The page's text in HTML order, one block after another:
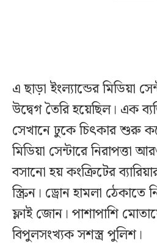
এ ছাড়া ইংল্যান্ডের মিডিয়া
উদ্বেগ তৈরি হয়েছিল। এক
সেখানে ঢুকে চিৎকার শুরু
মিডিয়া সেন্টারে নিরাপত্তা
বসানো হয় কংক্রিটের
স্ক্রিন। ড্রোন হামলা ঠেকাতে
ফ্লাই জোন। পাশাপাশি
বিপুলসংখ্যক সশস্ত্র পুলিশ।